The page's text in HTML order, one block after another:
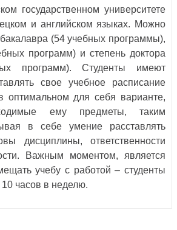
государственном университете
и английском языках. Можно
бакалавра (54 учебных программы),
программ) и степень доктора
программ). Студенты имеют
свое учебное расписание
оптимальном для себя варианте,
ему предметы, таким
в себе умение расставлять
дисциплины, ответственности
Важным моментом, является
учебу с работой – студенты
10 часов в неделю.